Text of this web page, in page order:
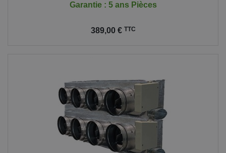
Garantie : 5 ans Pièces
389,00 € TTC